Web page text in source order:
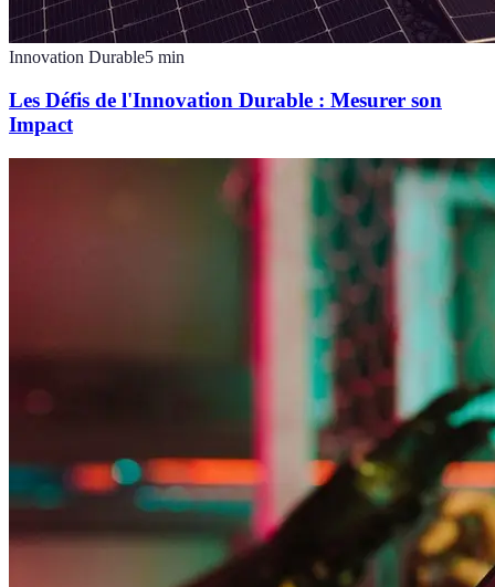
Innovation Durable5 min
Les Défis de l'Innovation Durable : Mesurer son
Impact